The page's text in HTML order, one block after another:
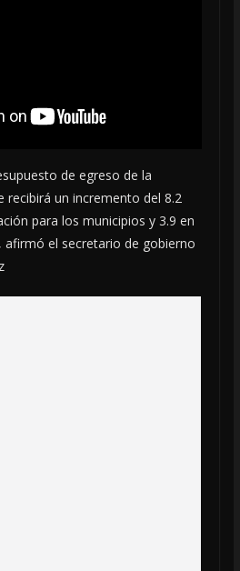
de egreso de la
recibirá un incremento del 8.2
para los municipios y 3.9 en
afirmó el secretario de gobierno